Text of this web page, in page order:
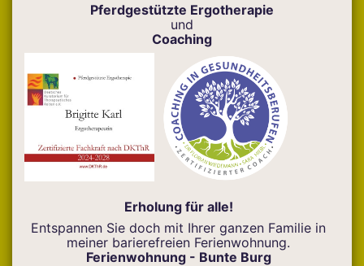
Pferdgestützte Ergotherapie
und
Coaching
Erholung für alle!
Entspannen Sie doch mit Ihrer ganzen Familie in
meiner barierefreien Ferienwohnung.
Ferienwohnung - Bunte Burg